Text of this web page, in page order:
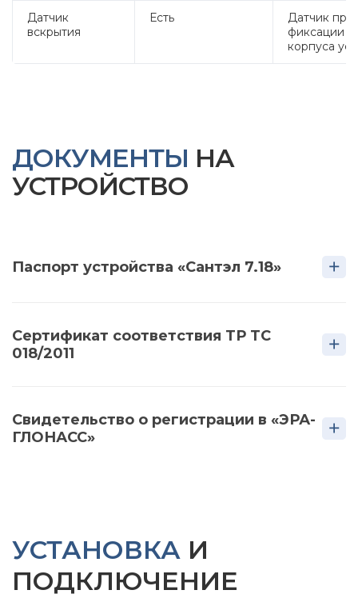
Датчик
вскрытия
Есть
Датчик
фиксации
корпуса
ДОКУМЕНТЫ НА
УСТРОЙСТВО
Паспорт устройства «Сантэл 7.18»
Сертификат соответствия ТР ТС
018/2011
Свидетельство о регистрации в «ЭРА-
ГЛОНАСС»
УСТАНОВКА И
ПОДКЛЮЧЕНИЕ